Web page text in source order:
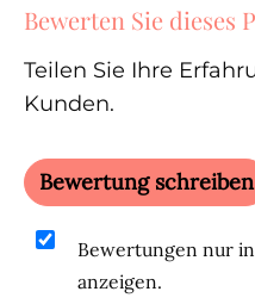
Bewerten Sie dieses
Teilen Sie Ihre
Kunden.
Bewertung schreiben
Bewertungen nur
anzeigen.